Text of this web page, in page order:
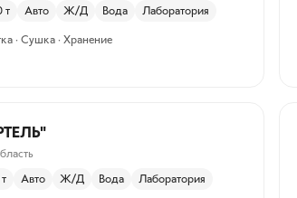
т Авто Ж/Д Вода Лаборатория
· Сушка · Хранение
т Авто Ж/Д Вода Лаборатория